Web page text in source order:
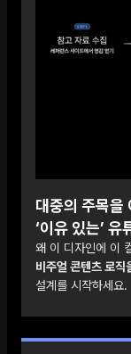
대중의 주목을
‘이유 있는’ 유
왜 이 디자인에 이
비주얼 콘텐츠 로직
설계를 시작하세요.